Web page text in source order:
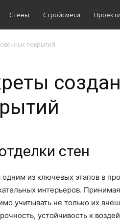
Стены Стройсмеси
покрытий
стен
из ключевых этапов в
интерьеров.
учитывать не только их
устойчивость к